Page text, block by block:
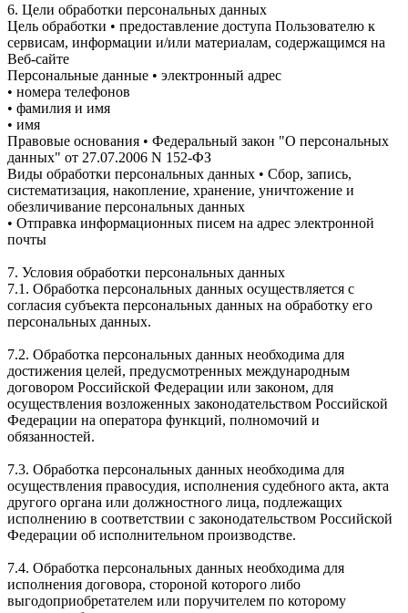
6. Цели обработки персональных данных
Цель обработки • предоставление доступа Пользователю к
сервисам, информации и/или материалам, содержащимся на
Веб-сайте
Персональные данные • электронный адрес
• номера телефонов
• фамилия и имя
• имя
Правовые основания • Федеральный закон "О персональных
данных" от 27.07.2006 N 152-ФЗ
Виды обработки персональных данных • Сбор, запись,
систематизация, накопление, хранение, уничтожение и
обезличивание персональных данных
• Отправка информационных писем на адрес электронной
почты
7. Условия обработки персональных данных
7.1. Обработка персональных данных осуществляется с
согласия субъекта персональных данных на обработку его
персональных данных.
7.2. Обработка персональных данных необходима для
достижения целей, предусмотренных международным
договором Российской Федерации или законом, для
осуществления возложенных законодательством Российской
Федерации на оператора функций, полномочий и
обязанностей.
7.3. Обработка персональных данных необходима для
осуществления правосудия, исполнения судебного акта, акта
другого органа или должностного лица, подлежащих
исполнению в соответствии с законодательством Российской
Федерации об исполнительном производстве.
7.4. Обработка персональных данных необходима для
исполнения договора, стороной которого либо
выгодоприобретателем или поручителем по которому